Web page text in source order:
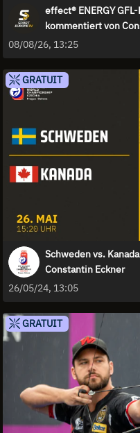
effect® ENERGY
kommentiert von
Spengemann
08/08/26, 13:25
GRATUIT
Schweden vs.
Constantin Eckner
26/05/24, 13:05
GRATUIT